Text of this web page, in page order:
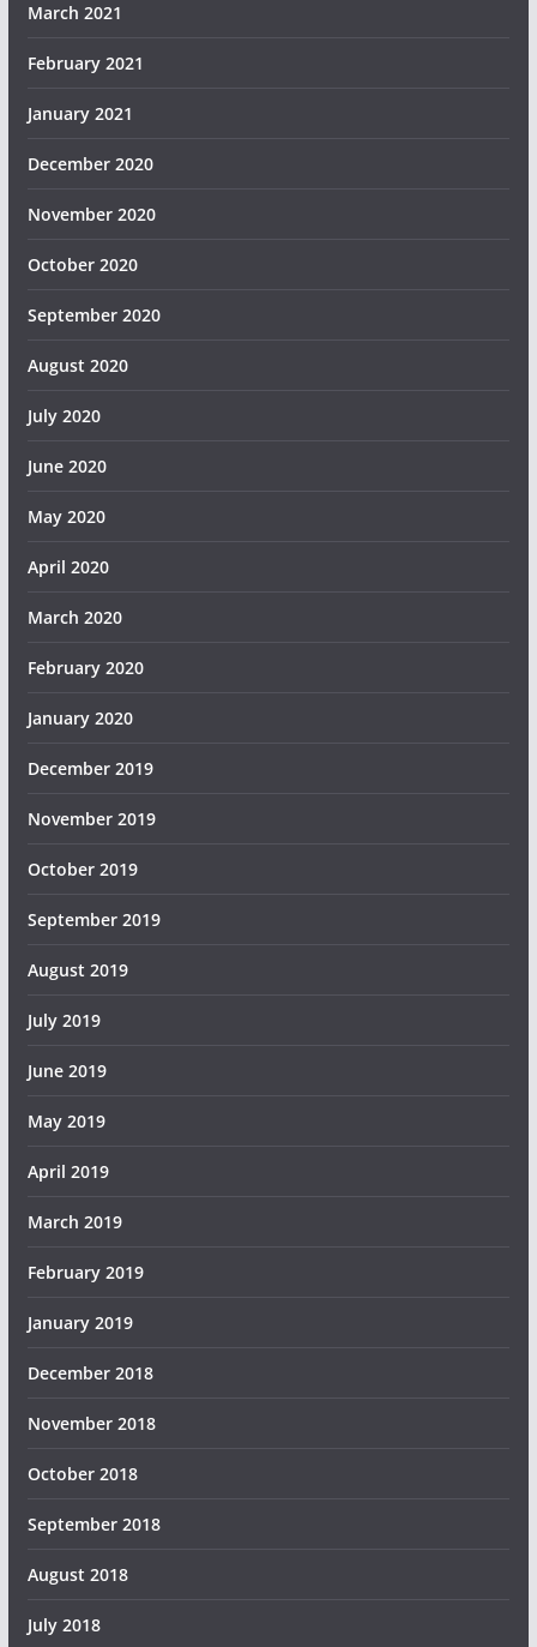
March 2021
February 2021
January 2021
December 2020
November 2020
October 2020
September 2020
August 2020
July 2020
June 2020
May 2020
April 2020
March 2020
February 2020
January 2020
December 2019
November 2019
October 2019
September 2019
August 2019
July 2019
June 2019
May 2019
April 2019
March 2019
February 2019
January 2019
December 2018
November 2018
October 2018
September 2018
August 2018
July 2018